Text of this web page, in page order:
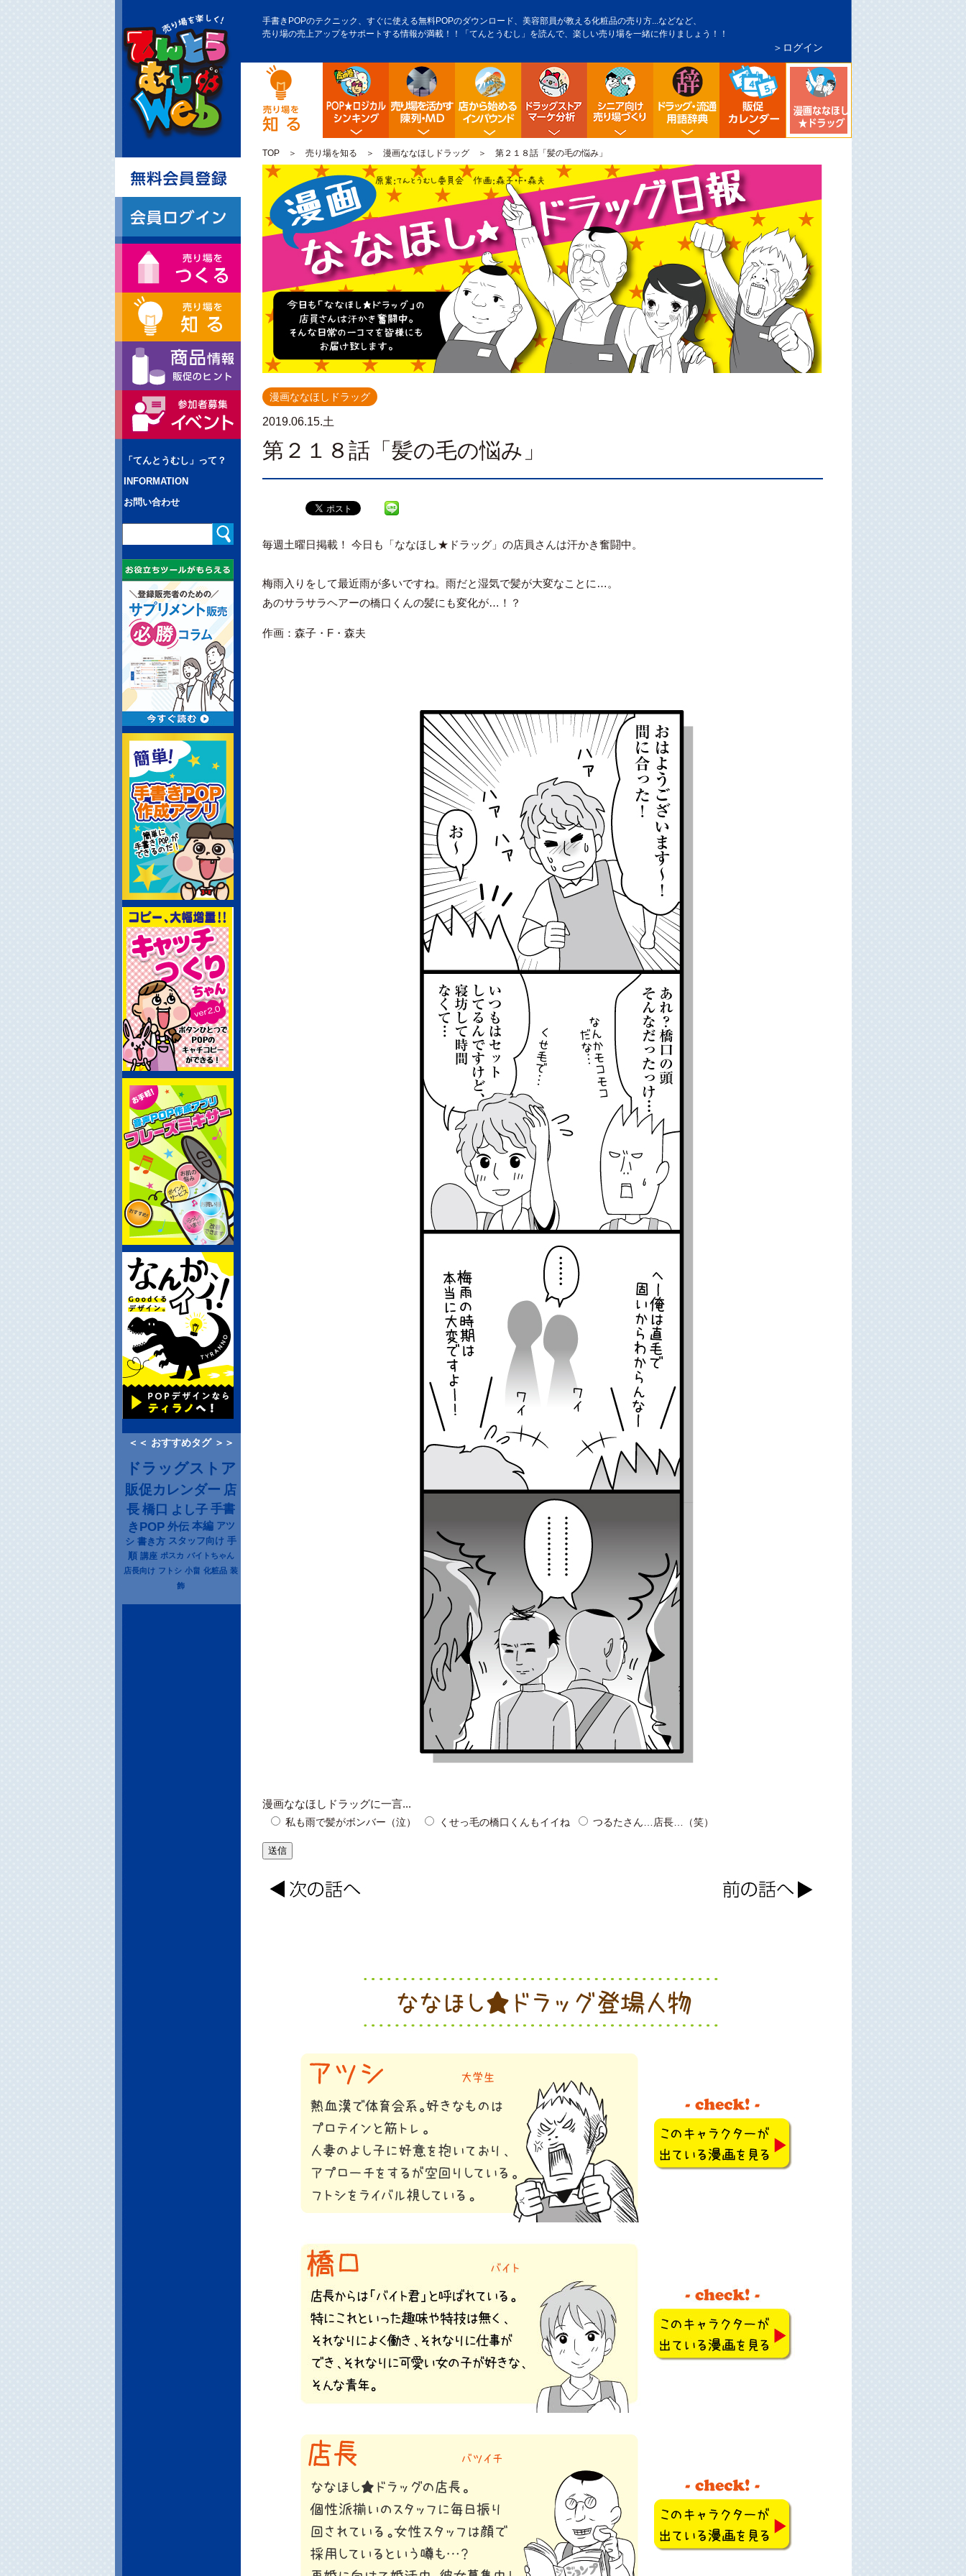
手書きPOPのテクニック、すぐに使える無料POPのダウンロード、美容部員が教える化粧品の売り方...などなど、
売り場の売上アップをサポートする情報が満載！！「てんとうむし」を読んで、楽しい売り場を一緒に作りましょう！！
＞ログイン
POP販促ロジック陳列・クロスＭＤ店舗から始める訪日観光客インバウンド対策
ドラッグストア・マーケ分析シニア向け売り場づくり流通業界・ドラッグストア用語辞典
ドラッグストア イベント販促カレンダ
TOP＞ 売り場を知る ＞ 漫画ななほしドラッグ＞ 第２１８話「髪の毛の悩み」
「てんとうむし」って？
INFORMATION
お問い合わせ
＜＜ おすすめタグ ＞＞
ドラッグストア
販促カレンダー 店
長 橋口 よし子 手書
きPOP 外伝 本編 アツ
シ 書き方 スタッフ向け 手
順 講座 ポスカ バイトちゃん
店長向け フトシ 小畠 化粧品 装
飾
漫画ななほしドラッグ
2019.06.15.土
第２１８話「髪の毛の悩み」
毎週土曜日掲載！ 今日も「ななほし★ドラッグ」の店員さんは汗かき奮闘中。
梅雨入りをして最近雨が多いですね。雨だと湿気で髪が大変なことに…。
あのサラサラヘアーの橋口くんの髪にも変化が…！？
作画：森子・F・森夫
漫画ななほしドラッグに一言...
私も雨で髪がボンバー（泣） くせっ毛の橋口くんもイイね つるたさん…店長…（笑）